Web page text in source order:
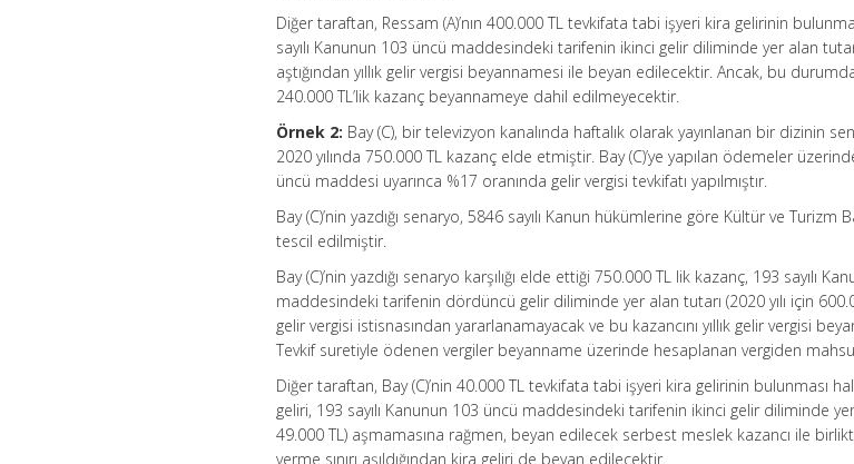
Diğer taraftan, Ressam (A)’nın 400.000 TL tevkifata tabi işyeri kira gelirinin
sayılı Kanunun 103 üncü maddesindeki tarifenin ikinci gelir diliminde yer alan
aştığından yıllık gelir vergisi beyannamesi ile beyan edilecektir. Ancak, bu
240.000 TL’lik kazanç beyannameye dahil edilmeyecektir.
Örnek 2: Bay (C), bir televizyon kanalında haftalık olarak yayınlanan bir dizinin
2020 yılında 750.000 TL kazanç elde etmiştir. Bay (C)’ye yapılan ödemeler
üncü maddesi uyarınca %17 oranında gelir vergisi tevkifatı yapılmıştır.
Bay (C)’nin yazdığı senaryo, 5846 sayılı Kanun hükümlerine göre Kültür ve Turizm
tescil edilmiştir.
Bay (C)’nin yazdığı senaryo karşılığı elde ettiği 750.000 TL lik kazanç, 193 sayılı
maddesindeki tarifenin dördüncü gelir diliminde yer alan tutarı (2020 yılı için
gelir vergisi istisnasından yararlanamayacak ve bu kazancını yıllık gelir vergisi
Tevkif suretiyle ödenen vergiler beyanname üzerinde hesaplanan vergiden
Diğer taraftan, Bay (C)’nin 40.000 TL tevkifata tabi işyeri kira gelirinin bulunması
geliri, 193 sayılı Kanunun 103 üncü maddesindeki tarifenin ikinci gelir diliminde yer
49.000 TL) aşmamasına rağmen, beyan edilecek serbest meslek kazancı ile
verme sınırı aşıldığından kira geliri de beyan edilecektir.